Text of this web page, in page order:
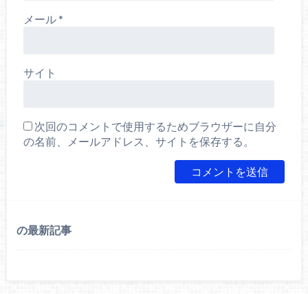
メール*
サイト
次回のコメントで使用するためブラウザーに自分
の名前、メールアドレス、サイトを保存する。
の最新記事